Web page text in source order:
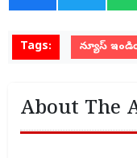
Tags: న్యూస్
About The